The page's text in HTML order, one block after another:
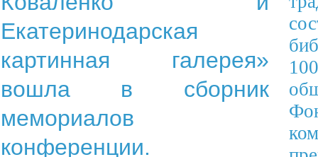
Екатеринодарская
картинная галерея»
вошла в сборник
мемориалов
конференции.